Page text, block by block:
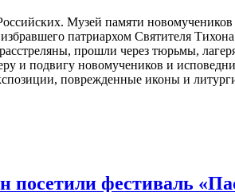
Музей памяти
патриархом Святителя
прошли через тюрьмы,
и подвигу новомучеников и
поврежденные иконы и
фестиваль